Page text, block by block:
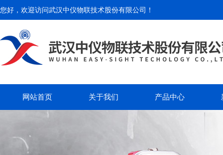
您好，欢迎访问武汉中仪物联技术股份有限公司 ！
网站首页 关于我们 产品中心